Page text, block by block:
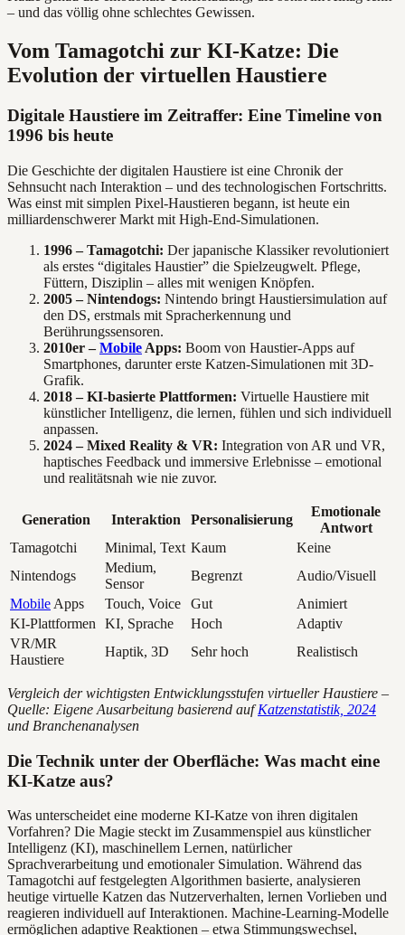
– und das völlig ohne schlechtes Gewissen.
Vom Tamagotchi zur KI-Katze: Die
Evolution der virtuellen Haustiere
Digitale Haustiere im Zeitraffer: Eine Timeline von
1996 bis heute
Die Geschichte der digitalen Haustiere ist eine Chronik der
Sehnsucht nach Interaktion – und des technologischen Fortschritts.
Was einst mit simplen Pixel-Haustieren begann, ist heute ein
milliardenschwerer Markt mit High-End-Simulationen.
1996 – Tamagotchi: Der japanische Klassiker revolutioniert
als erstes “digitales Haustier” die Spielzeugwelt. Pflege,
Füttern, Disziplin – alles mit wenigen Knöpfen.
2005 – Nintendogs: Nintendo bringt Haustiersimulation auf
den DS, erstmals mit Spracherkennung und
Berührungssensoren.
2010er –Mobile Apps: Boom von Haustier-Apps auf
Smartphones, darunter erste Katzen-Simulationen mit 3D-
Grafik.
2018 – KI-basierte Plattformen: Virtuelle Haustiere mit
künstlicher Intelligenz, die lernen, fühlen und sich individuell
anpassen.
2024 – Mixed Reality & VR: Integration von AR und VR,
haptisches Feedback und immersive Erlebnisse – emotional
und realitätsnah wie nie zuvor.
Generation Interaktion Personalisierung
Emotionale
Antwort
Tamagotchi
Minimal, Text Kaum
Keine
Nintendogs
Medium,
Sensor
Begrenzt
Audio/Visuell
Mobile Apps Touch, Voice Gut
Animiert
KI-Plattformen
KI, Sprache Hoch
Adaptiv
VR/MR
Haustiere
Haptik, 3D Sehr hoch Realistisch
Vergleich der wichtigsten Entwicklungsstufen virtueller Haustiere –
Quelle: Eigene Ausarbeitung basierend aufKatzenstatistik, 2024
und Branchenanalysen
Die Technik unter der Oberfläche: Was macht eine
KI-Katze aus?
Was unterscheidet eine moderne KI-Katze von ihren digitalen
Vorfahren? Die Magie steckt im Zusammenspiel aus künstlicher
Intelligenz (KI), maschinellem Lernen, natürlicher
Sprachverarbeitung und emotionaler Simulation. Während das
Tamagotchi auf festgelegten Algorithmen basierte, analysieren
heutige virtuelle Katzen das Nutzerverhalten, lernen Vorlieben und
reagieren individuell auf Interaktionen. Machine-Learning-Modelle
ermöglichen adaptive Reaktionen – etwa Stimmungswechsel,